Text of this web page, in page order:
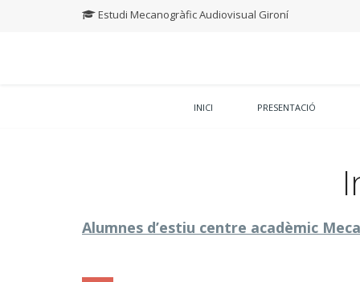
Estudi Mecanogràfic Audiovisual Gironí
INICI PRESENTACIÓ
Alumnes d’estiu centre acadèmic